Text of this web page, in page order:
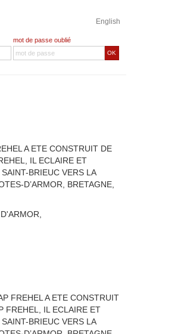
English
mot de passe oublié
OK
A ETE CONSTRUIT DE
IL ECLAIRE ET
BRIEUC VERS LA
D’ARMOR, BRETAGNE,
FREHEL A ETE CONSTRUIT
FREHEL, IL ECLAIRE ET
BRIEUC VERS LA